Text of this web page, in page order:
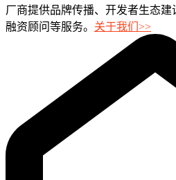
厂商提供品牌传播、开发者生态建
融资顾问等服务。 关于我们>>